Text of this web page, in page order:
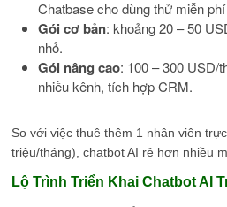
Chatbase cho dùng thử miễn
Gói cơ bản: khoảng 20 – 50
nhỏ.
Gói nâng cao: 100 – 300 USD/
nhiều kênh, tích hợp CRM.
So với việc thuê thêm 1 nhân viên
triệu/tháng), chatbot AI rẻ hơn nhiều
Lộ Trình Triển Khai Chatbot AI